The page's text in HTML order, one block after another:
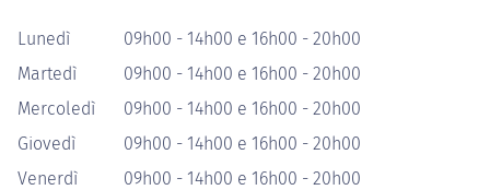
Lunedì
09h00 - 14h00 e 16h00 - 20h00
Martedì
09h00 - 14h00 e 16h00 - 20h00
Mercoledì
09h00 - 14h00 e 16h00 - 20h00
Giovedì
09h00 - 14h00 e 16h00 - 20h00
Venerdì
09h00 - 14h00 e 16h00 - 20h00